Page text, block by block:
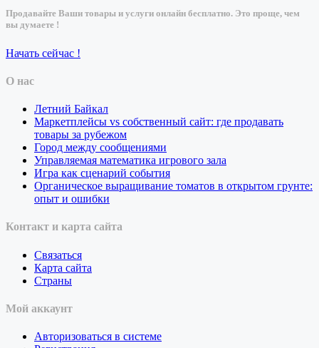
Продавайте Ваши товары и услуги онлайн бесплатно. Это проще, чем
вы думаете !
Начать сейчас !
О нас
Летний Байкал
Маркетплейсы vs собственный сайт: где продавать
товары за рубежом
Город между сообщениями
Управляемая математика игрового зала
Игра как сценарий события
Органическое выращивание томатов в открытом грунте:
опыт и ошибки
Контакт и карта сайта
Связаться
Карта сайта
Страны
Мой аккаунт
Авторизоваться в системе